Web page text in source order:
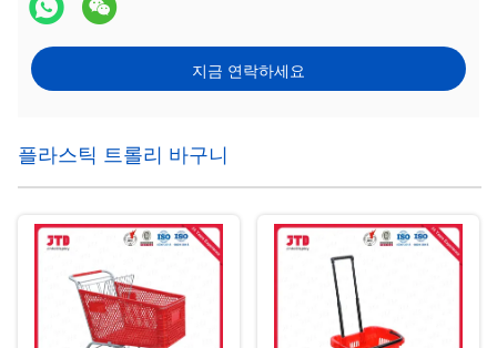
지금 연락하세요
플라스틱 트롤리 바구니